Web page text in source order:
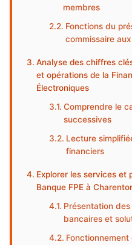
membres
Fonctions du
commissaire
Analyse des chiffres
et opérations de la
Électroniques
Comprendre le
successives
Lecture
financiers
Explorer les services et
Banque FPE à
Présentation
bancaires et